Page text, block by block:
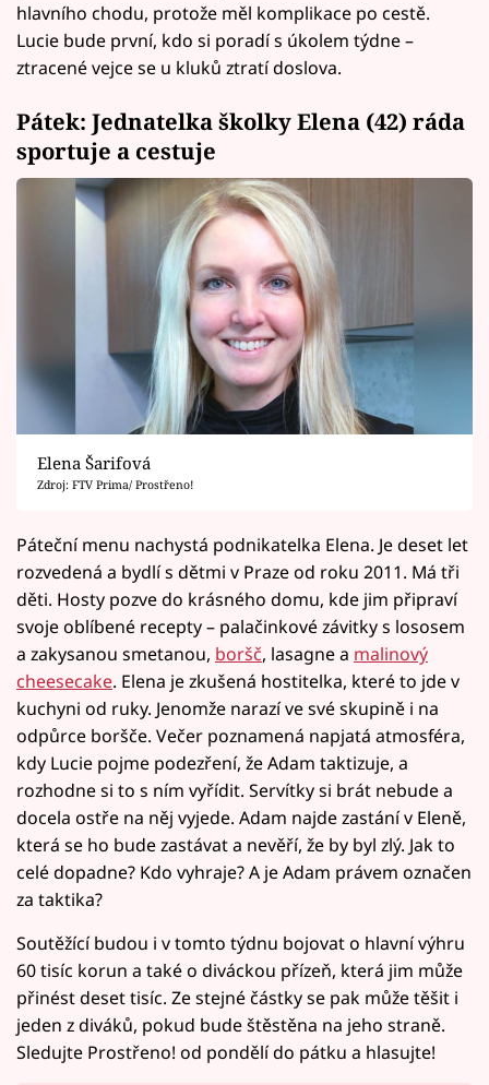
hlavního chodu, protože měl komplikace po cestě.
Lucie bude první, kdo si poradí s úkolem týdne –
ztracené vejce se u kluků ztratí doslova.
Pátek: Jednatelka školky Elena (42) ráda
sportuje a cestuje
Elena Šarifová
Zdroj: FTV Prima/ Prostřeno!
Páteční menu nachystá podnikatelka Elena. Je deset let
rozvedená a bydlí s dětmi v Praze od roku 2011. Má tři
děti. Hosty pozve do krásného domu, kde jim připraví
svoje oblíbené recepty – palačinkové závitky s lososem
a zakysanou smetanou, boršč, lasagne a malinový
cheesecake. Elena je zkušená hostitelka, které to jde v
kuchyni od ruky. Jenomže narazí ve své skupině i na
odpůrce boršče. Večer poznamená napjatá atmosféra,
kdy Lucie pojme podezření, že Adam taktizuje, a
rozhodne si to s ním vyřídit. Servítky si brát nebude a
docela ostře na něj vyjede. Adam najde zastání v Eleně,
která se ho bude zastávat a nevěří, že by byl zlý. Jak to
celé dopadne? Kdo vyhraje? A je Adam právem označen
za taktika?
Soutěžící budou i v tomto týdnu bojovat o hlavní výhru
60 tisíc korun a také o diváckou přízeň, která jim může
přinést deset tisíc. Ze stejné částky se pak může těšit i
jeden z diváků, pokud bude štěstěna na jeho straně.
Sledujte Prostřeno! od pondělí do pátku a hlasujte!